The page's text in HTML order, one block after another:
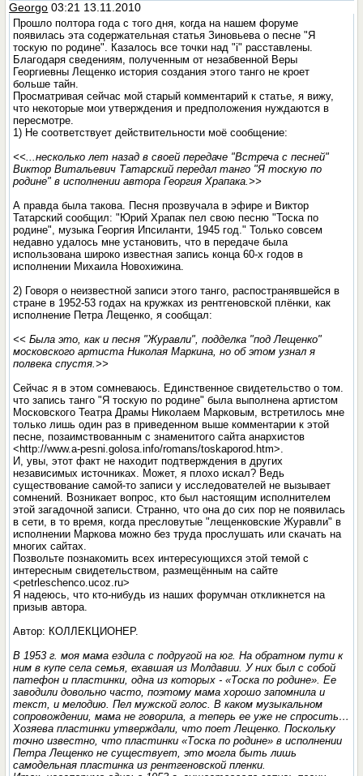
Georgo 03:21 13.11.2010
Прошло полтора года с того дня, когда на нашем форуме
появилась эта содержательная статья Зиновьева о песне "Я
тоскую по родине". Казалось все точки над "i" расставлены.
Благодаря сведениям, полученным от незабвенной Веры
Георгиевны Лещенко история создания этого танго не кроет
больше тайн.
Просматривая сейчас мой старый комментарий к статье, я вижу,
что некоторые мои утверждения и предположения нуждаются в
пересмотре.
1) Не соответствует действительности моё сообщение:
<<...несколько лет назад в своей передаче "Встреча с песней"
Виктор Витальевич Татарский передал танго "Я тоскую по
родине" в исполнении автора Георгия Храпака.>>
А правда была такова. Песня прозвучала в эфире и Виктор
Татарский сообщил: "Юрий Храпак пел свою песню "Тоска по
родине", музыка Георгия Ипсиланти, 1945 год." Только совсем
недавно удалось мне установить, что в передаче была
использована широко известная запись конца 60-х годов в
исполнении Михаила Новохижина.
2) Говоря о неизвестной записи этого танго, распостранявшейся в
стране в 1952-53 годах на кружках из рентгеновской плёнки, как
исполнение Петра Лещенко, я сообщал:
<< Была это, как и песня "Журавли", подделка "под Лещенко"
московского артиста Николая Маркина, но об этом узнал я
полвека спустя.>>
Сейчас я в этом сомневаюсь. Единственное свидетельство о том.
что запись танго "Я тоскую по родине" была выполнена артистом
Московского Театра Драмы Николаем Марковым, встретилось мне
только лишь один раз в приведенном выше комментарии к этой
песне, позаимствованным с знаменитого сайта анархистов
<http://www.a-pesni.golosa.info/romans/toskaporod.htm>.
И, увы, этот факт не находит подтверждения в других
независимых источниках. Может, я плохо искал? Ведь
существование самой-то записи у исследователей не вызывает
сомнений. Возникает вопрос, кто был настоящим исполнителем
этой загадочной записи. Странно, что она до сих пор не появилась
в сети, в то время, когда пресловутые "лещенковские Журавли" в
исполнении Маркова можно без труда прослушать или скачать на
многих сайтах.
Позвольте познакомить всех интересующихся этой темой с
интересным свидетельством, размещённым на сайте
<petrleschenco.ucoz.ru>
Я надеюсь, что кто-нибудь из наших форумчан откликнется на
призыв автора.
Автор: КОЛЛЕКЦИОНЕР.
В 1953 г. моя мама ездила с подругой на юг. На обратном пути к
ним в купе села семья, ехавшая из Молдавии. У них был с собой
патефон и пластинки, одна из которых - «Тоска по родине». Ее
заводили довольно часто, поэтому мама хорошо запомнила и
текст, и мелодию. Пел мужской голос. В каком музыкальном
сопровождении, мама не говорила, а теперь ее уже не спросить…
Хозяева пластинки утверждали, что поет Лещенко. Поскольку
точно известно, что пластинки «Тоска по родине» в исполнении
Петра Лещенко не существует, это могла быть лишь
самодельная пластинка из рентгеновской пленки.